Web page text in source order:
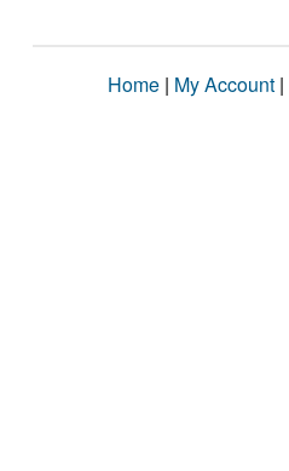
Home | My Account |